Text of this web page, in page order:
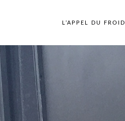
L’APPEL DU FROID